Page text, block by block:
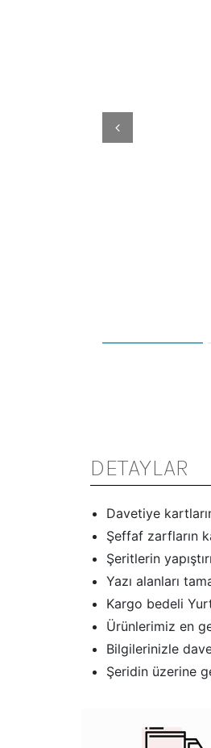
DETAYLAR
Davetiye
Şeffaf zarfların
Şeritlerin
Yazı alanları
Kargo bedeli
Ürünlerimiz en
Bilgilerinizle
Şeridin üzerine